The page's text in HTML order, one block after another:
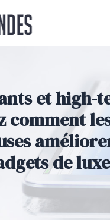
et high-
comment
de luxe